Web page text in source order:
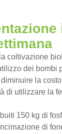
coltivazione
dei bombi
la
di utilizzare la
150 kg di
di